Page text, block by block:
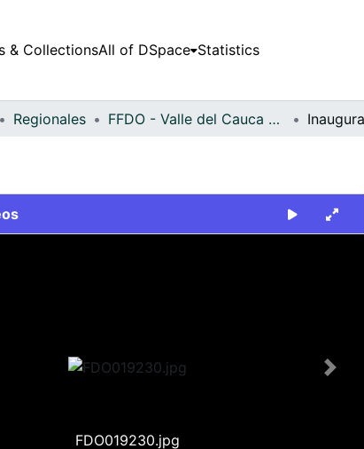
& CollectionsAll of DSpace Statistics
Regionales FFDO - Valle del Cauca - Patrimonial
FDO019230.jpg
Next